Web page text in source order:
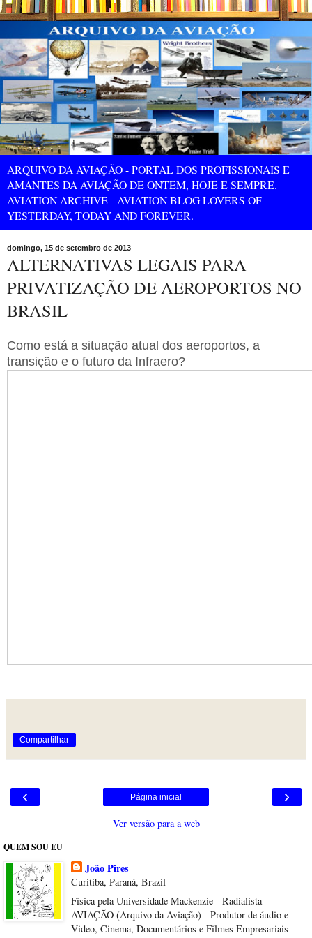
ARQUIVO DA AVIAÇÃO - PORTAL DOS PROFISSIONAIS E
AMANTES DA AVIAÇÃO DE ONTEM, HOJE E SEMPRE.
AVIATION ARCHIVE - AVIATION BLOG LOVERS OF
YESTERDAY, TODAY AND FOREVER.
domingo, 15 de setembro de 2013
ALTERNATIVAS LEGAIS PARA
PRIVATIZAÇÃO DE AEROPORTOS NO
BRASIL
Como está a situação atual dos aeroportos, a
transição e o futuro da Infraero?
Compartilhar
‹ ›
Página inicial
Ver versão para a web
QUEM SOU EU
João Pires
Curitiba, Paraná, Brazil
Física pela Universidade Mackenzie - Radialista -
AVIAÇÃO (Arquivo da Aviação) - Produtor de áudio e
Video, Cinema, Documentários e Filmes Empresariais -